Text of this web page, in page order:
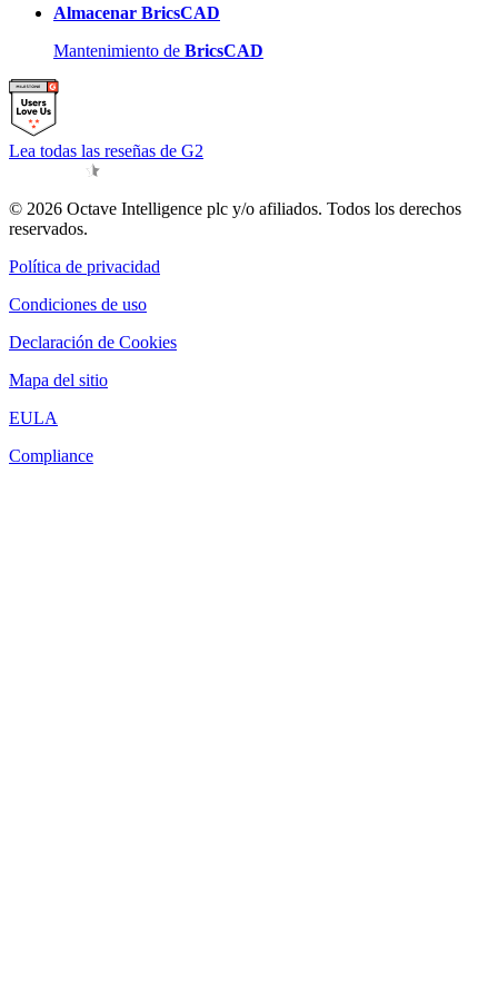
Almacenar BricsCAD
Mantenimiento de BricsCAD
Lea todas las reseñas de G2
© 2026 Octave Intelligence plc y/o afiliados. Todos los derechos
reservados.
Política de privacidad
Condiciones de uso
Declaración de Cookies
Mapa del sitio
EULA
Compliance